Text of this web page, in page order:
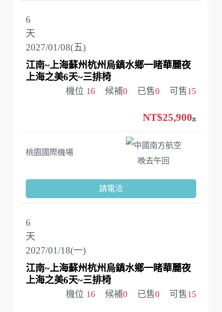
2027/01/08(五)
6
天
江南~上海蘇州杭州烏鎮水鄉一睹華麗夜
上海之美6天~三排椅
機位 16 候補0 已售0 可售15
桃園國際機場
中國南方航空
晚去午回
NT$25,900起
請電洽
2027/01/18(一)
6
天
江南~上海蘇州杭州烏鎮水鄉一睹華麗夜
上海之美6天~三排椅
機位 16 候補0 已售0 可售15